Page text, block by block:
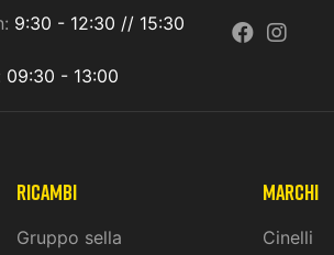
9:30 - 12:30 // 15:30
09:30 - 13:00
ricambi
Gruppo sella
marchi
Cinelli